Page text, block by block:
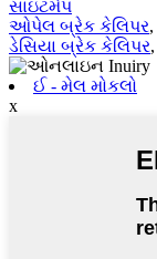
સાઇટમેપ
ઓપેલ બ્રેક કેલિપર,
ડેસિયા બ્રેક કેલિપર,
ઈ - મેલ મોકલો
x